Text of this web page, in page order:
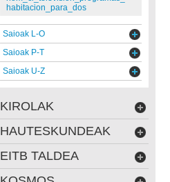
habitacion_para_dos
Saioak L-O
Saioak P-T
Saioak U-Z
KIROLAK
HAUTESKUNDEAK
EITB TALDEA